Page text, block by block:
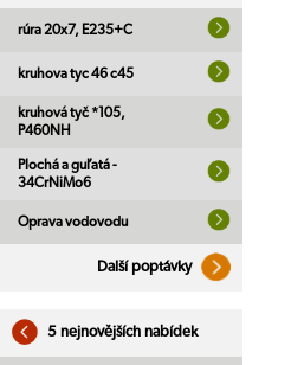
rúra 20x7, E235+C
kruhova tyc 46 c45
kruhová tyč *105,
P460NH
Plochá a guľatá -
34CrNiMo6
Oprava vodovodu
Další poptávky
5 nejnovějších nabídek